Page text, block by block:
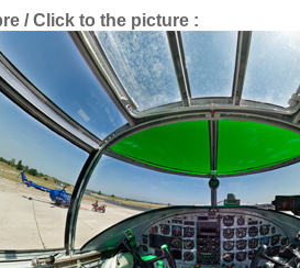
/ Click to the picture :